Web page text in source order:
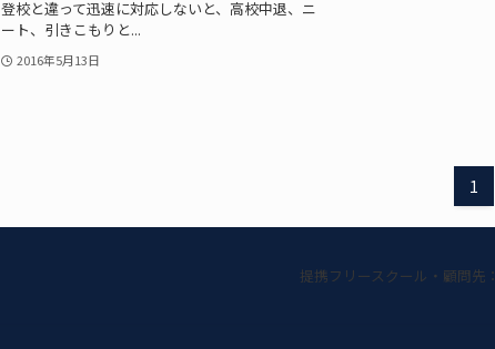
登校と違って迅速に対応しないと、高校中退、ニ
ート、引きこもりと...
2016年5月13日
1
提携フリースクール・顧問先：